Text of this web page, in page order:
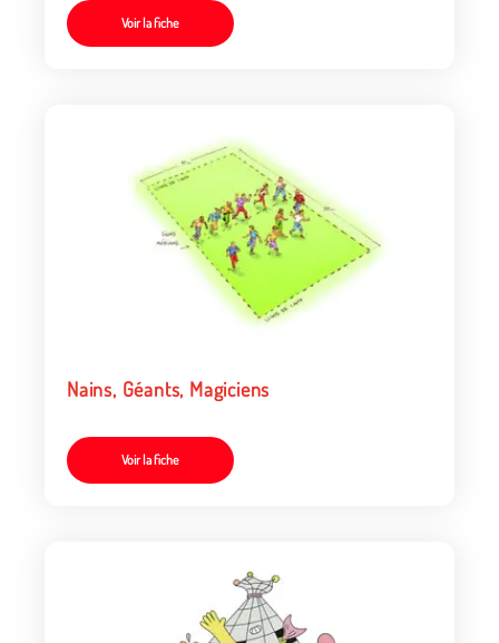
Voir la fiche
Nains, Géants, Magiciens
Voir la fiche